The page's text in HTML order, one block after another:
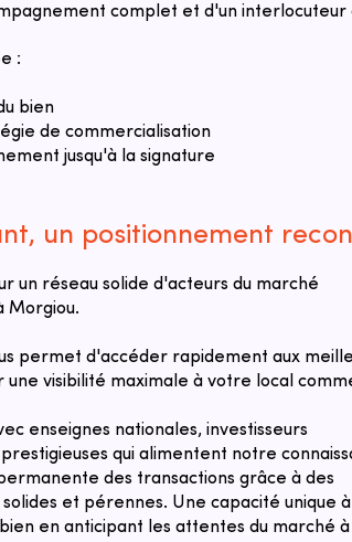
complet et d'un interlocuteur
:
bien
de commercialisation
jusqu'à la signature
un positionnement
un réseau solide d'acteurs du marché
Morgiou.
permet d'accéder rapidement aux
visibilité maximale à votre local
enseignes nationales, investisseurs
qui alimentent notre
des transactions grâce à des
et pérennes. Une capacité unique à
en anticipant les attentes du marché à